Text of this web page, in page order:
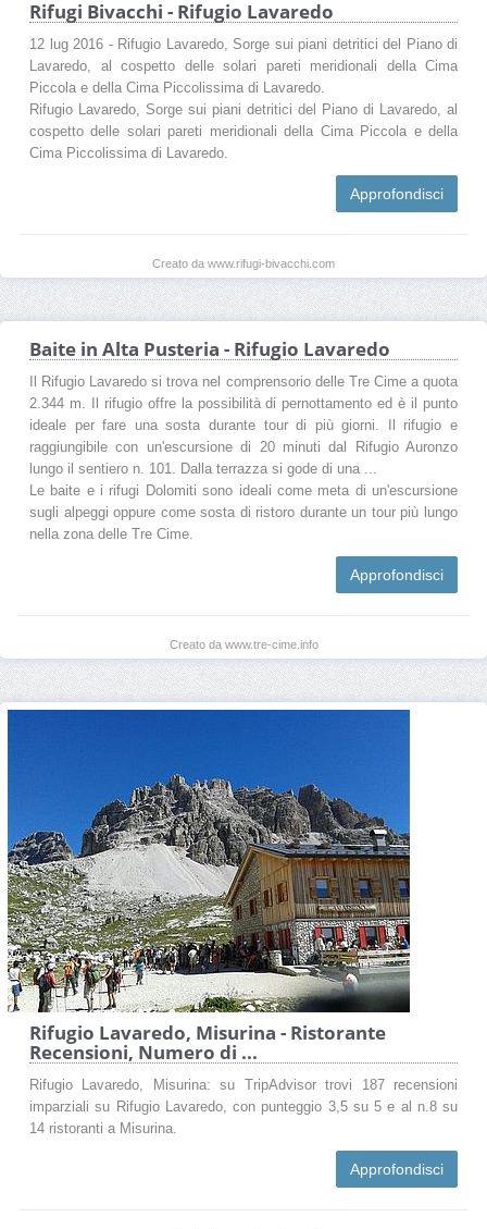
Rifugi Bivacchi - Rifugio Lavaredo
12 lug 2016 - Rifugio Lavaredo, Sorge sui piani detritici del Piano di
Lavaredo, al cospetto delle solari pareti meridionali della Cima
Piccola e della Cima Piccolissima di Lavaredo.
Rifugio Lavaredo, Sorge sui piani detritici del Piano di Lavaredo, al
cospetto delle solari pareti meridionali della Cima Piccola e della
Cima Piccolissima di Lavaredo.
Approfondisci
Creato da www.rifugi-bivacchi.com
Baite in Alta Pusteria - Rifugio Lavaredo
Il Rifugio Lavaredo si trova nel comprensorio delle Tre Cime a quota
2.344 m. Il rifugio offre la possibilità di pernottamento ed è il punto
ideale per fare una sosta durante tour di più giorni. Il rifugio e
raggiungibile con un'escursione di 20 minuti dal Rifugio Auronzo
lungo il sentiero n. 101. Dalla terrazza si gode di una ...
Le baite e i rifugi Dolomiti sono ideali come meta di un'escursione
sugli alpeggi oppure come sosta di ristoro durante un tour più lungo
nella zona delle Tre Cime.
Approfondisci
Creato da www.tre-cime.info
Rifugio Lavaredo, Misurina - Ristorante
Recensioni, Numero di ...
Rifugio Lavaredo, Misurina: su TripAdvisor trovi 187 recensioni
imparziali su Rifugio Lavaredo, con punteggio 3,5 su 5 e al n.8 su
14 ristoranti a Misurina.
Approfondisci